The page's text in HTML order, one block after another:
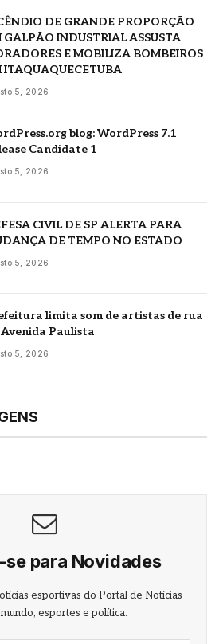
DE GRANDE PROPORÇÃO
GALPÃO INDUSTRIAL ASSUSTA
E MOBILIZA BOMBEIROS
ITAQUAQUECETUBA
5, 2026
blog: WordPress 7.1
Candidate 1
5, 2026
CIVIL DE SP ALERTA PARA
DE TEMPO NO ESTADO
5, 2026
limita som de artistas de rua
Paulista
5, 2026
se para Novidades
esportivas do Portal de Notícias
esportes e política.